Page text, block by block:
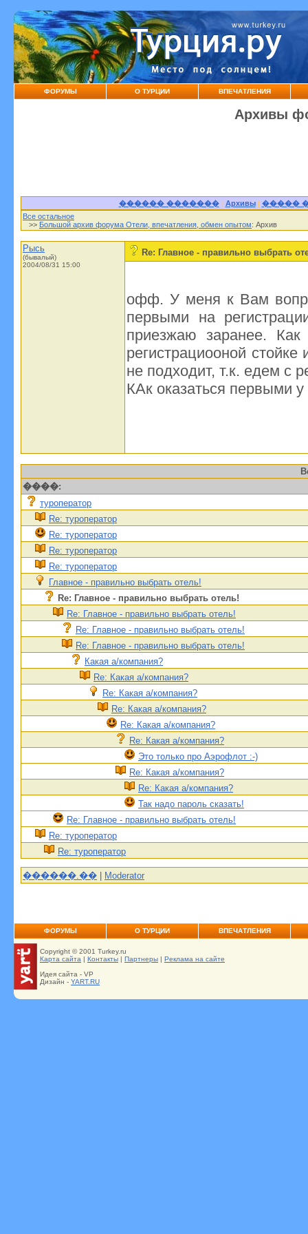
ФОРУМЫ О ТУРЦИИ ВПЕЧАТЛЕНИЯ
Архивы
������ �������| Архивы| �����
Все остальное
>> Большой архив форума Отели, впечатления, обмен опытом: Архив
Рысь
(бывалый)
2004/08/31 15:00
Re: Главное - правильно выбрать
офф. У меня к Вам
первыми на
приезжаю заранее.
регистрациооной стойке
не подходит, т.к. едем с
КАк оказаться первыми у
����:
туроператор
Re: туроператор
Re: туроператор
Re: туроператор
Re: туроператор
Главное - правильно выбрать отель!
Re: Главное - правильно выбрать отель!
Re: Главное - правильно выбрать отель!
Re: Главное - правильно выбрать отель!
Re: Главное - правильно выбрать отель!
Какая а/компания?
Re: Какая а/компания?
Re: Какая а/компания?
Re: Какая а/компания?
Re: Какая а/компания?
Re: Какая а/компания?
Это только про Аэрофлот :-)
Re: Какая а/компания?
Re: Какая а/компания?
Так надо пароль сказать!
Re: Главное - правильно выбрать отель!
Re: туроператор
Re: туроператор
������.�� | Moderator
ФОРУМЫ О ТУРЦИИ ВПЕЧАТЛЕНИЯ
Copyright © 2001 Turkey.ru
Карта сайта | Контакты | Партнеры | Реклама на сайте
Идея сайта - VP
Дизайн - YART.RU